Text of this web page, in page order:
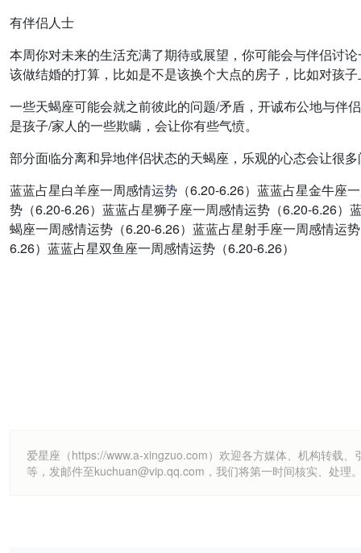
有伴侣人士
本周你对未来的生活充满了期待或展望，你可能会与伴侣讨
该做结婚的打算，比如是不是该换个大点的房子，比如对孩
一些天蝎座可能会就之前彼此的问题/矛盾，开诚布公地与伴
是孩子/家人的一些欺瞒，会让你有些气愤。
部分面临分离和异地伴侣状态的天蝎座，乐观的心态会让很
蓝蓝占星白羊座一周感情运势 （6.20-6.26）蓝蓝占星金牛座
势（6.20-6.26）蓝蓝占星狮子座一周感情运势（6.20-6.26
蝎座一周感情运势（6.20-6.26）蓝蓝占星射手座一周感情运
6.26）蓝蓝占星双鱼座一周感情运势（6.20-6.26）
爱星座（https://www.a-xingzuo.com）欢迎各方媒体、机构转载
等，发邮件至kuchuan@vip.qq.com，我们将第一时间核实、处理